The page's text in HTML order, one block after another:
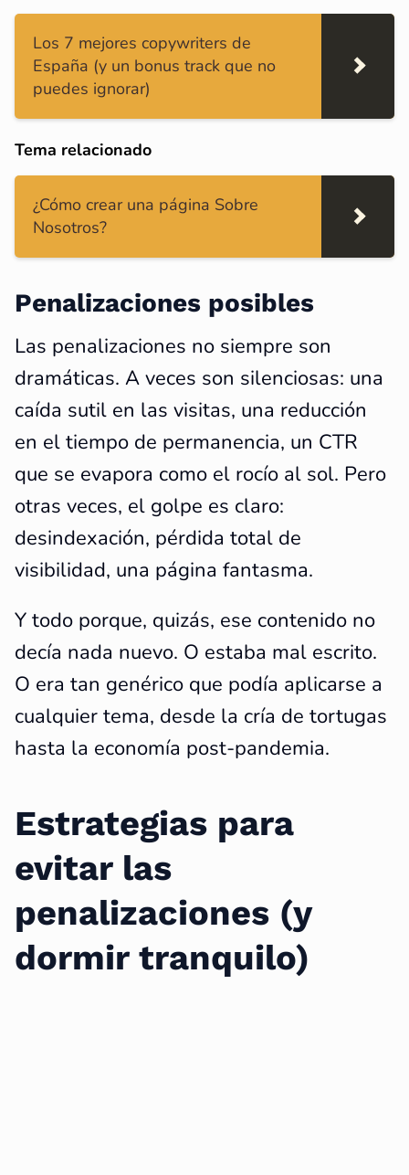
Los 7 mejores copywriters de
España (y un bonus track que no
puedes ignorar)
Tema relacionado
¿Cómo crear una página Sobre
Nosotros?
Penalizaciones posibles
Las penalizaciones no siempre son
dramáticas. A veces son silenciosas: una
caída sutil en las visitas, una reducción
en el tiempo de permanencia, un CTR
que se evapora como el rocío al sol. Pero
otras veces, el golpe es claro:
desindexación, pérdida total de
visibilidad, una página fantasma.
Y todo porque, quizás, ese contenido no
decía nada nuevo. O estaba mal escrito.
O era tan genérico que podía aplicarse a
cualquier tema, desde la cría de tortugas
hasta la economía post-pandemia.
Estrategias para
evitar las
penalizaciones (y
dormir tranquilo)